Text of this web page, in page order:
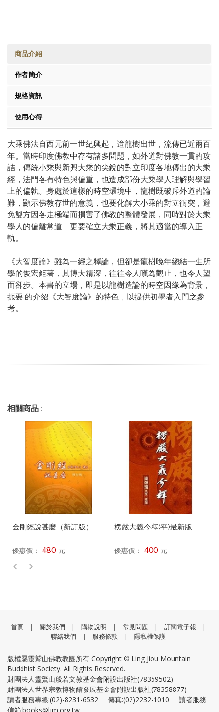
商品介紹
作者簡介
規格資訊
使用心得
大乘佛法自西元前一世紀興起，迨龍樹出世，流傳已近兩百
年。當時印度佛教中存有諸多問題，如外道對佛教一貫的攻
詰，傳統小乘與新興大乘的尖銳的對立印度各地傳出的大乘
經，法門各有特色與偏重，也造成部份大乘學人理解與學習
上的偏執。身處於這樣的時空環境中，龍樹既破斥外道的論
難，顯示佛教存世的意義，也要化解大小乘的對立衝突，避
免雙方因各走極端而損害了佛教的整體發展，同時對於大乘
學人的偏離常道，更要確立大乘正義，將其適當的導入正
軌。
《大智度論》雖為一經之釋論，但卻是龍樹晚年總結一生所
學的恢宏鉅著，其博大精深，往往令人嘆為觀止，也令人望
而卻步。本書的立場，即是以龍樹造論的時空因緣為背景，
扼要 的介紹《大智度論》的特色，以提供初學者入門之參
考。
相關商品 :
金剛經說甚麼（新訂版）
優惠價： 480 元
楞嚴大義今釋(平)最新版
優惠價： 400 元
首頁 | 關於我們 | 購物說明 | 常見問題 | 訂閱電子報
|
聯絡我們
| 服務條款 | 隱私權保護
版權屬靈鷲山佛教教團所有 Copyright © Ling Jiou Mountain
Buddhist Society. All Rights Reserved.
財團法人靈鷲山般若文教基金會附設出版社(78359502)
財團法人世界宗教博物館發展基金會附設出版社(78358877)
讀者服務專線:(02)-8231-6532 傳真:(02)2232-1010 讀者服務
信箱:books@ljm.org.tw